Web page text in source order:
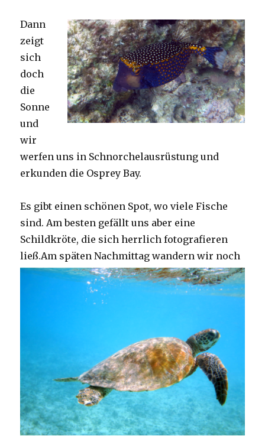
Dann
zeigt
sich
doch
die
Sonne
und
wir
werfen uns in Schnorchelausrüstung und
erkunden die Osprey Bay.
Es gibt einen schönen Spot, wo viele Fische
sind. Am besten gefällt uns aber eine
Schildkröte, die sich herrlich fotografieren
ließ.Am späten Nachmittag wandern wir noch